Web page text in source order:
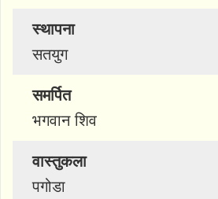
स्थापना
सतयुग
समर्पित
भगवान शिव
वास्तुकला
पगोडा